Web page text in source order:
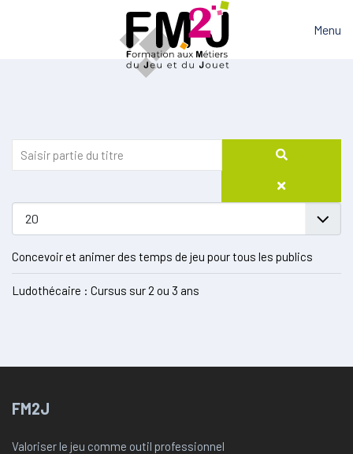
Menu
Concevoir et animer des temps de jeu pour tous les publics
Ludothécaire : Cursus sur 2 ou 3 ans
FM2J
Valoriser le jeu comme outil professionnel